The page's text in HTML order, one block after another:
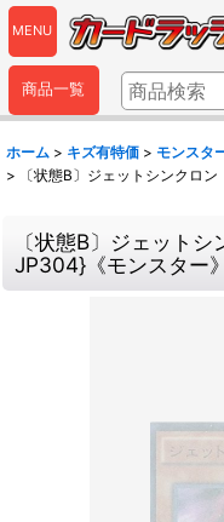
MENU
商品一覧
ホーム > キズ有特価 > モンスタ
>
〔状態B〕ジェットシンクロ
〔状態B〕ジェット
JP304}《モンスター》